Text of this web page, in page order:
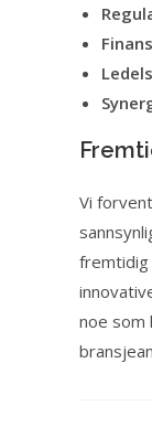
Vi
fremtidig
noe som